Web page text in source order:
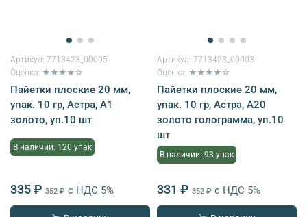
Артикул: 7713423_00005
Оценка: ★★★★☆
Пайетки плоские 20 мм,
упак. 10 гр, Астра, A1
золото, уп.10 шт
В наличии: 120 упак
335 ₽ 352 ₽ с НДС 5%
Артикул: 7713423_00003
Оценка: ★★★★☆
Пайетки плоские 20 мм,
упак. 10 гр, Астра, А20
золото голограмма, уп.10
шт
В наличии: 93 упак
331 ₽ 352 ₽ с НДС 5%